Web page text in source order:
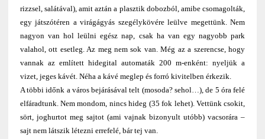
rizzsel, salátával), amit aztán a plasztik dobozból, amibe csomagolták,
egy játszótéren a virágágyás szegélykövére leülve megettünk. Nem
nagyon van hol leülni egész nap, csak ha van egy nagyobb park
valahol, ott esetleg. Az meg nem sok van. Még az a szerencse, hogy
vannak az említett hidegital automaták 200 m-enként: nyeljük a
vizet, jeges kávét. Néha a kávé meglep és forró kivitelben érkezik.
A többi időnk a város bejárásával telt (mosoda? sehol…), de 5 óra felé
elfáradtunk. Nem mondom, nincs hideg (35 fok lehet). Vettünk csokit,
sört, joghurtot meg sajtot (ami vajnak bizonyult utóbb) vacsorára –
sajt nem látszik létezni errefelé, bár tej van.